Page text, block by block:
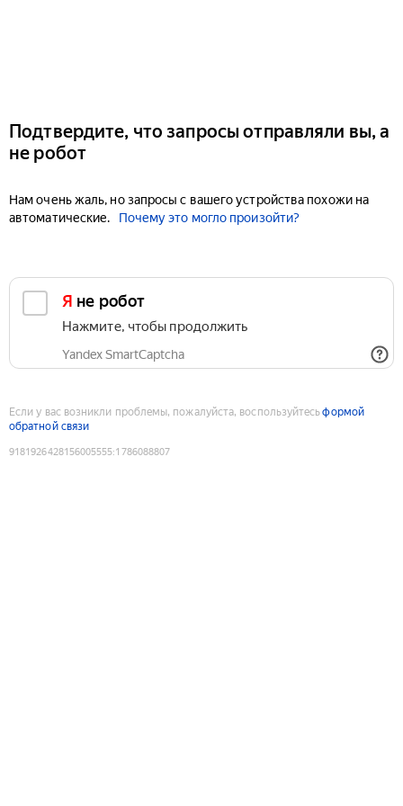
Подтвердите, что запросы отправляли вы, а
не робот
Нам очень жаль, но запросы с вашего устройства похожи на
автоматические.
Почему это могло произойти?
Я не робот
Нажмите, чтобы продолжить
Yandex SmartCaptcha
Если у вас возникли проблемы, пожалуйста, воспользуйтесьформой
обратной связи
9181926428156005555:1786088807